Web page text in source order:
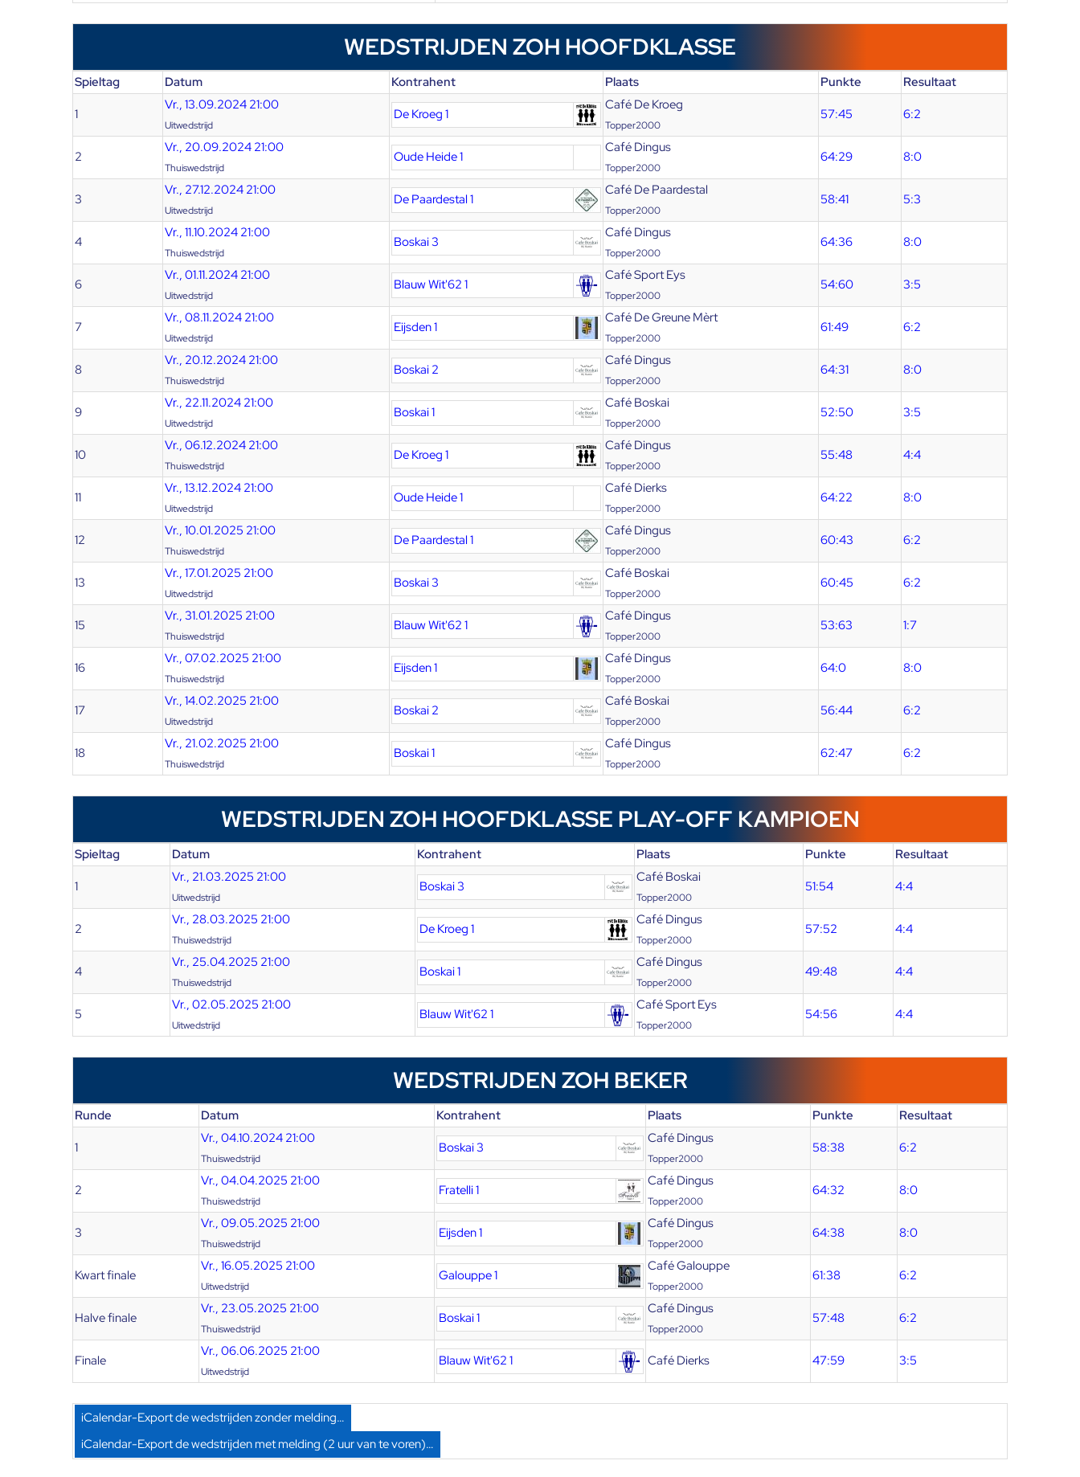
WEDSTRIJDEN ZOH HOOFDKLASSE
Spieltag Datum Kontrahent Plaats Punkte
Resultaat
1
Vr., 13.09.2024 21:00
Uitwedstrijd
De Kroeg 1
Café De Kroeg
Topper2000
57:45 6:2
2
Vr., 20.09.2024 21:00
Thuiswedstrijd
Oude Heide 1
Café Dingus
Topper2000
64:29 8:0
3
Vr., 27.12.2024 21:00
Uitwedstrijd
De Paardestal 1
Café De Paardestal
Topper2000
58:41 5:3
4
Vr., 11.10.2024 21:00
Thuiswedstrijd
Boskai 3
Café Dingus
Topper2000
64:36 8:0
6
Vr., 01.11.2024 21:00
Uitwedstrijd
Blauw Wit'62 1
Café Sport Eys
Topper2000
54:60 3:5
7
Vr., 08.11.2024 21:00
Uitwedstrijd
Eijsden 1
Café De Greune Mèrt
Topper2000
61:49 6:2
8
Vr., 20.12.2024 21:00
Thuiswedstrijd
Boskai 2
Café Dingus
Topper2000
64:31 8:0
9
Vr., 22.11.2024 21:00
Uitwedstrijd
Boskai 1
Café Boskai
Topper2000
52:50 3:5
10
Vr., 06.12.2024 21:00
Thuiswedstrijd
De Kroeg 1
Café Dingus
Topper2000
55:48 4:4
11
Vr., 13.12.2024 21:00
Uitwedstrijd
Oude Heide 1
Café Dierks
Topper2000
64:22 8:0
12
Vr., 10.01.2025 21:00
Thuiswedstrijd
De Paardestal 1
Café Dingus
Topper2000
60:43 6:2
13
Vr., 17.01.2025 21:00
Uitwedstrijd
Boskai 3
Café Boskai
Topper2000
60:45 6:2
15
Vr., 31.01.2025 21:00
Thuiswedstrijd
Blauw Wit'62 1
Café Dingus
Topper2000
53:63 1:7
16
Vr., 07.02.2025 21:00
Thuiswedstrijd
Eijsden 1
Café Dingus
Topper2000
64:0 8:0
17
Vr., 14.02.2025 21:00
Uitwedstrijd
Boskai 2
Café Boskai
Topper2000
56:44 6:2
18
Vr., 21.02.2025 21:00
Thuiswedstrijd
Boskai 1
Café Dingus
Topper2000
62:47 6:2
WEDSTRIJDEN ZOH HOOFDKLASSE PLAY-OFF KAMPIOEN
Spieltag Datum Kontrahent Plaats Punkte
Resultaat
1
Vr., 21.03.2025 21:00
Uitwedstrijd
Boskai 3
Café Boskai
Topper2000
51:54 4:4
2
Vr., 28.03.2025 21:00
Thuiswedstrijd
De Kroeg 1
Café Dingus
Topper2000
57:52 4:4
4
Vr., 25.04.2025 21:00
Thuiswedstrijd
Boskai 1
Café Dingus
Topper2000
49:48 4:4
5
Vr., 02.05.2025 21:00
Uitwedstrijd
Blauw Wit'62 1
Café Sport Eys
Topper2000
54:56 4:4
WEDSTRIJDEN ZOH BEKER
Runde Datum Kontrahent Plaats Punkte
Resultaat
1
Vr., 04.10.2024 21:00
Thuiswedstrijd
Boskai 3
Café Dingus
Topper2000
58:38 6:2
2
Vr., 04.04.2025 21:00
Thuiswedstrijd
Fratelli 1
Café Dingus
Topper2000
64:32 8:0
3
Vr., 09.05.2025 21:00
Thuiswedstrijd
Eijsden 1
Café Dingus
Topper2000
64:38 8:0
Kwart finale
Vr., 16.05.2025 21:00
Uitwedstrijd
Galouppe 1
Café Galouppe
Topper2000
61:38 6:2
Halve finale
Vr., 23.05.2025 21:00
Thuiswedstrijd
Boskai 1
Café Dingus
Topper2000
57:48 6:2
Finale
Vr., 06.06.2025 21:00
Uitwedstrijd
Blauw Wit'62 1 Café Dierks 47:59 3:5
iCalendar-Export de wedstrijden zonder melding…
iCalendar-Export de wedstrijden met melding (2 uur van te voren)…